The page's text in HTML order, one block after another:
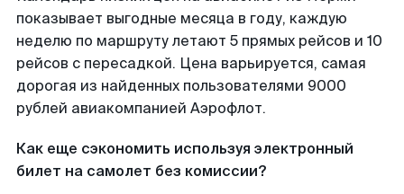
показывает выгодные месяца в году, каждую
неделю по маршруту летают 5 прямых рейсов и 10
рейсов с пересадкой. Цена варьируется, самая
дорогая из найденных пользователями 9000
рублей авиакомпанией Аэрофлот.
Как еще сэкономить используя электронный
билет на самолет без комиссии?